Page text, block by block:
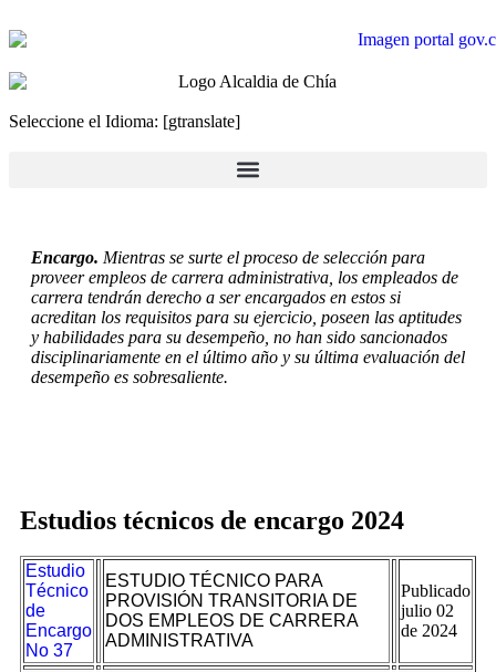
Seleccione el Idioma: [gtranslate]
Encargo. Mientras se surte el proceso de selección para
proveer empleos de carrera administrativa, los empleados de
carrera tendrán derecho a ser encargados en estos si
acreditan los requisitos para su ejercicio, poseen las aptitudes
y habilidades para su desempeño, no han sido sancionados
disciplinariamente en el último año y su última evaluación del
desempeño es sobresaliente.
Estudios técnicos de encargo 2024
Estudio
Técnico
de
Encargo
No 37
ESTUDIO TÉCNICO PARA
PROVISIÓN TRANSITORIA DE
DOS EMPLEOS DE CARRERA
ADMINISTRATIVA
Publicado
julio 02
de 2024